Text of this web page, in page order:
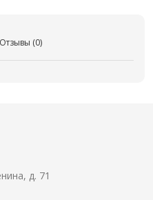
Отзывы (0)
д. 71